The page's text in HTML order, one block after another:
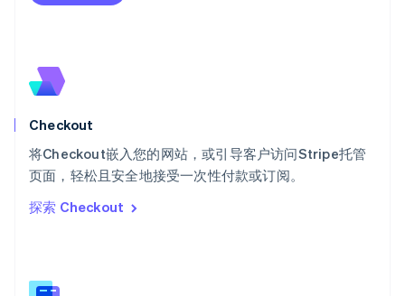
Checkout
将Checkout嵌入您的网站，或引导客户访问Stripe托管
页面，轻松且安全地接受一次性付款或订阅。
探索 Checkout
瑞士
English
斯洛伐克
English
斯洛文尼亚
泰国
ไทยEnglish
English
English